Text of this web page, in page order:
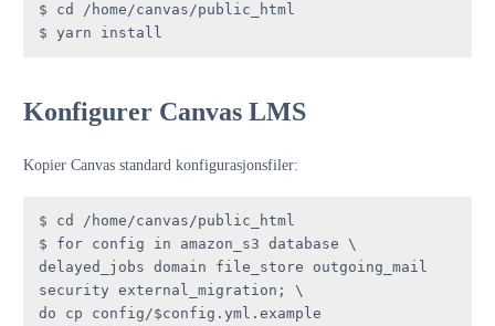
$ cd /home/canvas/public_html
$ yarn install
Konfigurer Canvas LMS
Kopier Canvas standard konfigurasjonsfiler:
$ cd /home/canvas/public_html
$ for config in amazon_s3 database \
delayed_jobs domain file_store outgoing_mail
security external_migration; \
do cp config/$config.yml.example